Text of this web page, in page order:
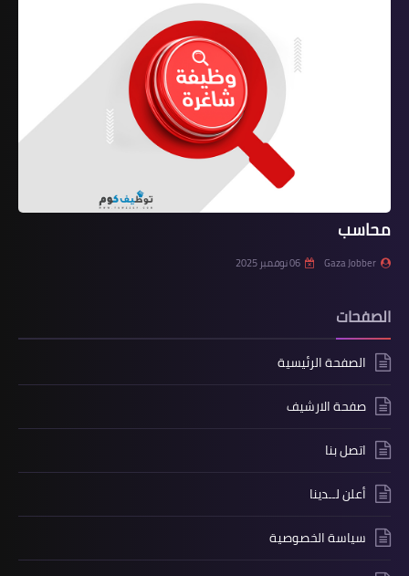
محاسب
Gaza Jobber 06 نوفمبر 2025
الصفحات
الصفحة الرئيسية
صفحة الارشيف
اتصل بنا
أعلن لــدينا
سياسة الخصوصية